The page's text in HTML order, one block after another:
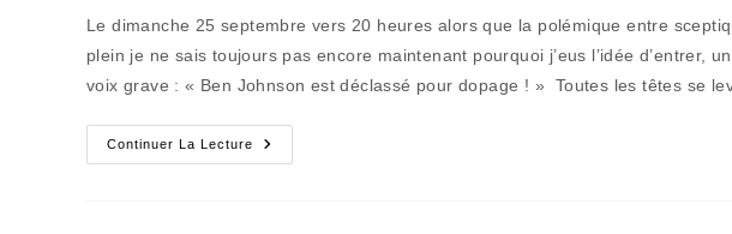
Le dimanche 25 septembre vers 20 heures alors que la polémique entre
plein je ne sais toujours pas encore maintenant pourquoi j’eus l’idée d’entrer,
voix grave : « Ben Johnson est déclassé pour dopage ! » Toutes les têtes se
Continuer La Lecture
Le
Jour